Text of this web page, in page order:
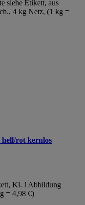
siehe Etikett, aus
4 kg Netz, (1 kg =
rot kernlos
Kl. I Abbildung
= 4,98 €)